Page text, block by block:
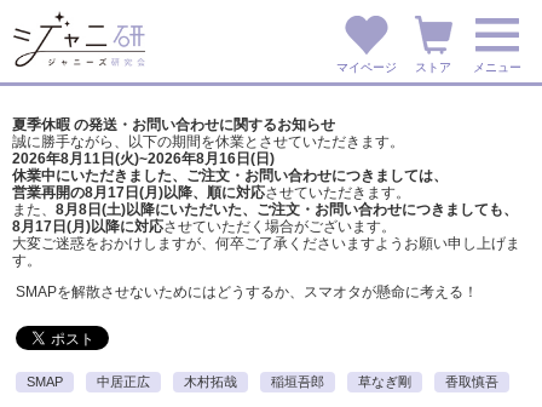
マイページ ストア メニュー
夏季休暇 の発送・お問い合わせに関するお知らせ
誠に勝手ながら、以下の期間を休業とさせていただきます。
2026年8月11日(火)~2026年8月16日(日)
休業中にいただきました、ご注文・お問い合わせにつきましては、
営業再開の8月17日(月)以降、順に対応させていただきます。
また、 8月8日(土)以降にいただいた、ご注文・ お問い合わせにつきましても、
8月17日(月)以降に対応させていただく場合がございます。
大変ご迷惑をおかけしますが、 何卒ご了承くださいますようお願い申し上げま
す。
SMAPを解散させないためにはどうするか、スマオタが懸命に考える！
SMAP 中居正広 木村拓哉 稲垣吾郎 草なぎ剛 香取慎吾